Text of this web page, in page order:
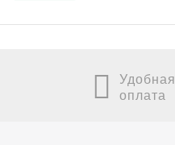
Удобная
оплата